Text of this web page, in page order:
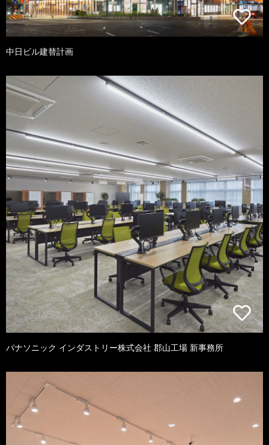
中日ビル建替計画
パナソニック インダストリー株式会社 郡山工場 新事務所